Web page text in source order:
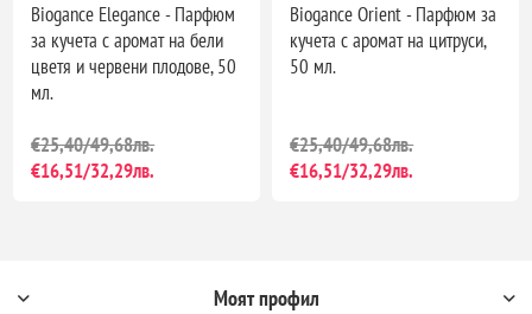
Biogance Elegance - Парфюм
за кучета с аромат на бели
цветя и червени плодове, 50
мл.
€25,40/49,68лв.
€16,51/32,29лв.
Biogance Orient - Парфюм за
кучета с аромат на цитруси,
50 мл.
€25,40/49,68лв.
€16,51/32,29лв.
Моят профил